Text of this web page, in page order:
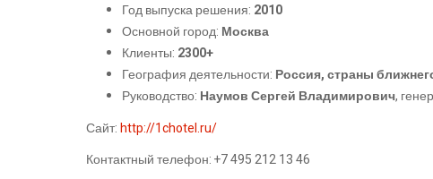
Год выпуска решения: 2010
Основной город: Москва
Клиенты: 2300+
География деятельности: Россия, страны
Руководство: Наумов Сергей Владимирович,
Сайт:http://1chotel.ru/
Контактный телефон: +7 495 212 13 46